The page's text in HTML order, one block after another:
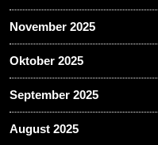
November 2025
Oktober 2025
September 2025
August 2025